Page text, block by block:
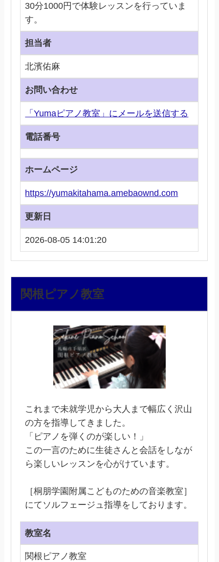
30分1000円で体験レッスンを行っていま
す。
担当者
北濱佑麻
お問い合わせ
「Yumaピアノ教室」にメールを送信する
電話番号
ホームページ
https://yumakitahama.amebaownd.com
更新日
2026-08-05 14:01:20
関根ピアノ教室
これまで未就学児から大人まで幅広く沢山
の方を指導してきました。
「ピアノを弾くのが楽しい！」
この一言のために生徒さんと会話をしなが
ら楽しいレッスンを心がけています。
［桐朋学園附属こどものための音楽教室］
にてソルフェージュ指導をしております。
教室名
関根ピアノ教室